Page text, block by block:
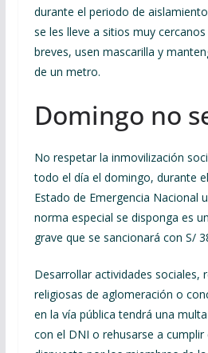
durante el periodo de
se les lleve a sitios muy
breves, usen mascarilla y
de un metro.
Domingo no
No respetar la inmovilización
todo el día el domingo, durante
Estado de Emergencia Nacional
norma especial se disponga es
grave que se sancionará con S/
Desarrollar actividades sociales,
religiosas de aglomeración o
en la vía pública tendrá una
con el DNI o rehusarse a